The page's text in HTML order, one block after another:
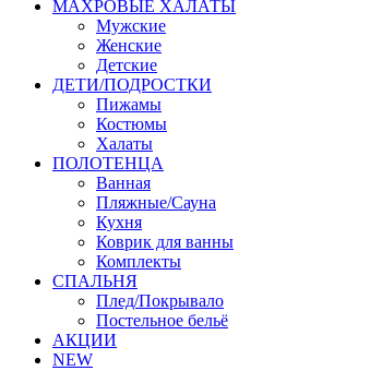
МАХРОВЫЕ ХАЛАТЫ
Мужские
Женские
Детские
ДЕТИ/ПОДРОСТКИ
Пижамы
Костюмы
Халаты
ПОЛОТЕНЦА
Ванная
Пляжные/Сауна
Кухня
Коврик для ванны
Комплекты
СПАЛЬНЯ
Плед/Покрывало
Постельное бельё
АКЦИИ
NEW